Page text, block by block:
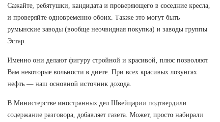
Сажайте, ребятушки, кандидата и проверяющего в соседние кресла,
и проверяйте одновременно обоих. Также это могут быть
румынские заводы (вообще неочвидная покупка) и заводы группы
Эстар.
Именно они делают фигуру стройной и красивой, плюс позволяют
Вам некоторые вольности в диете. При всех красивых лозунгах
нефть — наш основной источник дохода.
В Министерстве иностранных дел Швейцарии подтвердили
содержание разговора, добавляет газета. Может, просто набирали